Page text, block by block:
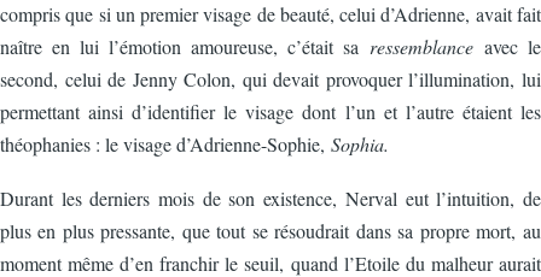
compris que si un premier visage de beauté, celui d’Adrienne, avait fait
naître en lui l’émotion amoureuse, c’était sa ressemblanceavec le
second, celui de Jenny Colon, qui devait provoquer l’illumination, lui
permettant ainsi d’identifier le visage dont l’un et l’autre étaient les
théophanies : le visage d’Adrienne-Sophie, Sophia.
Durant les derniers mois de son existence, Nerval eut l’intuition, de
plus en plus pressante, que tout se résoudrait dans sa propre mort, au
moment même d’en franchir le seuil, quand l’Etoile du malheur aurait